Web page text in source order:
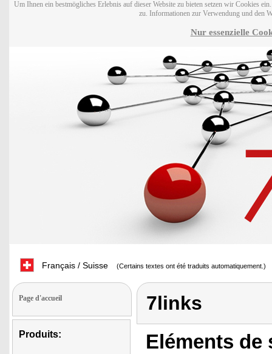
Um Ihnen ein bestmögliches Erlebnis auf dieser Website zu bieten setzen wir Cookies
zu. Informationen zur Verwendung und den
Nur essenzielle
Français / Suisse (Certains textes ont été traduits automatiquement.)
Page d'accueil
Produits:
7links
Eléments